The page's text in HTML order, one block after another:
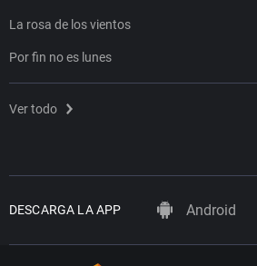
La rosa de los vientos
Por fin no es lunes
Ver todo
DESCARGA LA APP Android